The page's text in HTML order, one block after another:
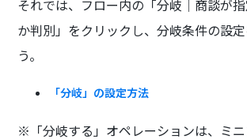
それでは、フロー内の「分岐│商談が
か判別」をクリックし、分岐条件の設
う。
「分岐」の設定方法
※「分岐する」オペレーションは、ミ